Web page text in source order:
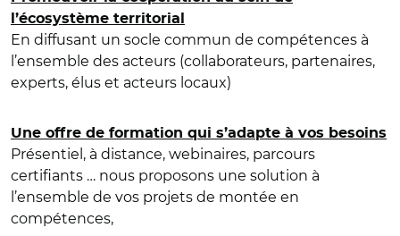
l’écosystème territorial
En diffusant un socle commun de compétences à
l’ensemble des acteurs (collaborateurs, partenaires,
experts, élus et acteurs locaux)
Une offre de formation qui s’adapte à vos besoins
Présentiel, à distance, webinaires, parcours
certifiants … nous proposons une solution à
l’ensemble de vos projets de montée en
compétences,